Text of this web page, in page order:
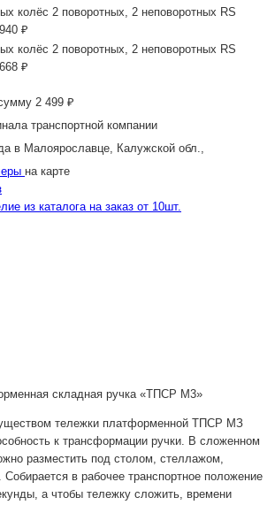
колёс 2 поворотных, 2 неповоротных RS
₽
колёс 2 поворотных, 2 неповоротных RS
₽
2 499 ₽
транспортной компании
в Малоярославце, Калужской обл.,
на карте
из каталога на заказ от 10шт.
складная ручка «ТПСР М3»
тележки платформенной ТПСР МЗ
к трансформации ручки. В сложенном
разместить под столом, стеллажом,
Собирается в рабочее транспортное положение
а чтобы тележку сложить, времени